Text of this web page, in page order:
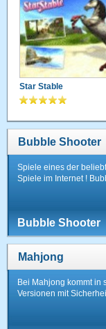
Star Stable
Bubble Shooter
Spiele eines der
Spiele im Internet !
Bubble Shooter
Mahjong
Bei Mahjong kommt in
Versionen mit